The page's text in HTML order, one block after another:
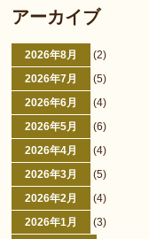
アーカイブ
2026年8月
(2)
2026年7月
(5)
2026年6月
(4)
2026年5月
(6)
2026年4月
(4)
2026年3月
(5)
2026年2月
(4)
2026年1月
(3)